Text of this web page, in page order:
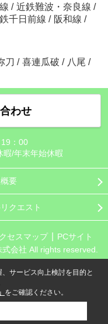
/ 近鉄難波・奈良線 /
千日前線 / 阪和線 /
刀 / 喜連瓜破 / 八尾 /
わせ
：00
暇/年末年始休暇
要
クエスト
セスマップ
PCサイト
会社 All rights reserved.
サービス向上検討を目的と
をご確認ください。